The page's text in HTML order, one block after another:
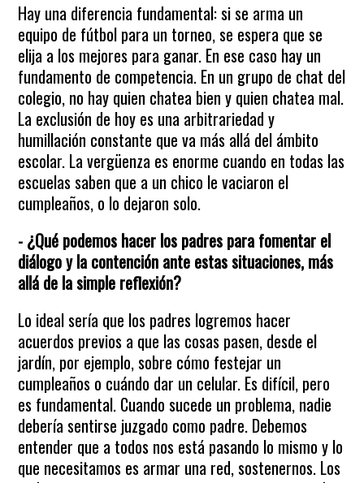
Hay una diferencia fundamental: si se arma un
equipo de fútbol para un torneo, se espera que se
elija a los mejores para ganar. En ese caso hay un
fundamento de competencia. En un grupo de chat del
colegio, no hay quien chatea bien y quien chatea mal.
La exclusión de hoy es una arbitrariedad y
humillación constante que va más allá del ámbito
escolar. La vergüenza es enorme cuando en todas las
escuelas saben que a un chico le vaciaron el
cumpleaños, o lo dejaron solo.
- ¿Qué podemos hacer los padres para fomentar el
diálogo y la contención ante estas situaciones, más
allá de la simple reflexión?
Lo ideal sería que los padres logremos hacer
acuerdos previos a que las cosas pasen, desde el
jardín, por ejemplo, sobre cómo festejar un
cumpleaños o cuándo dar un celular. Es difícil, pero
es fundamental. Cuando sucede un problema, nadie
debería sentirse juzgado como padre. Debemos
entender que a todos nos está pasando lo mismo y lo
que necesitamos es armar una red, sostenernos. Los